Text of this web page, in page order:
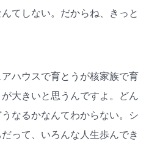
てしない。だからね、きっと
アハウスで育とうが核家族で育
大きいと思うんですよ。どん
なるかなんてわからない。シ
って、いろんな人生歩んでき